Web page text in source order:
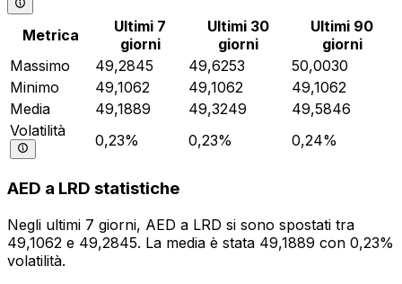
Metrica
Ultimi 7
giorni
Ultimi 30
giorni
Ultimi 90
giorni
Massimo
49,2845 49,6253
50,0030
Minimo
49,1062 49,1062
49,1062
Media
49,1889 49,3249
49,5846
Volatilità
0,23% 0,23% 0,24%
AED a LRD statistiche
Negli ultimi 7 giorni, AED a LRD si sono spostati tra
49,1062 e 49,2845. La media è stata 49,1889 con 0,23%
volatilità.